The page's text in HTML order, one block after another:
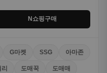
N쇼핑구매
G마켓 SSG 아마존
도매꾹 도매매